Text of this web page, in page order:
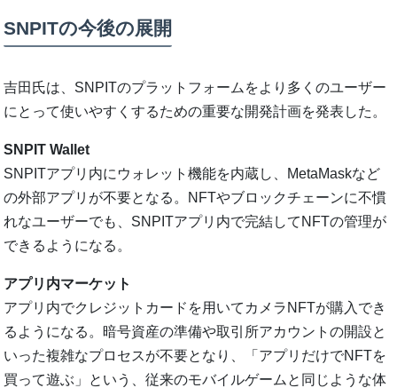
SNPITの今後の展開
吉田氏は、SNPITのプラットフォームをより多くのユーザー
にとって使いやすくするための重要な開発計画を発表した。
SNPIT Wallet
SNPITアプリ内にウォレット機能を内蔵し、MetaMaskなど
の外部アプリが不要となる。NFTやブロックチェーンに不慣
れなユーザーでも、SNPITアプリ内で完結してNFTの管理が
できるようになる。
アプリ内マーケット
アプリ内でクレジットカードを用いてカメラNFTが購入でき
るようになる。暗号資産の準備や取引所アカウントの開設と
いった複雑なプロセスが不要となり、「アプリだけでNFTを
買って遊ぶ」という、従来のモバイルゲームと同じような体